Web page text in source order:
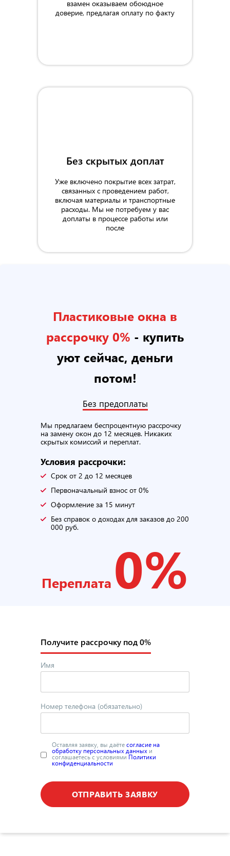
взамен оказываем обоюдное
доверие, предлагая оплату по факту
Без скрытых доплат
Уже включено покрытие всех затрат,
связанных с проведением работ,
включая материалы и транспортные
расходы. Мы не потребуем у вас
доплаты в процессе работы или
после
Получите рассрочку под 0%
Имя
Номер телефона (обязательно)
Оставляя заявку, вы даётесогласие на
обработку персональных данных и
соглашаетесь с условиямиПолитики
конфиденциальности
ОТПРАВИТЬ ЗАЯВКУ
Пластиковые окна в
рассрочку 0% - купить
уют сейчас, деньги
потом!
Без предоплаты
Мы предлагаем беспроцентную рассрочку
на замену окон до 12 месяцев. Никаких
скрытых комиссий и переплат.
Условия рассрочки:
Срок от 2 до 12 месяцев
Первоначальный взнос от 0%
Оформление за 15 минут
Без справок о доходах для заказов до 200
000 руб.
Переплата 0%